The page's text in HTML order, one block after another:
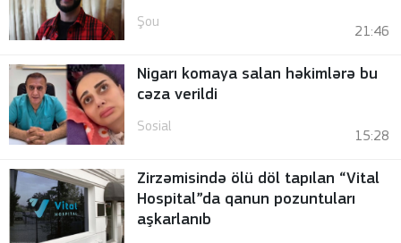
Şou
21:46
Nigarı komaya salan həkimlərə bu
cəza verildi
Sosial
15:28
Zirzəmisində ölü döl tapılan “Vital
Hospital”da qanun pozuntuları
aşkarlanıb